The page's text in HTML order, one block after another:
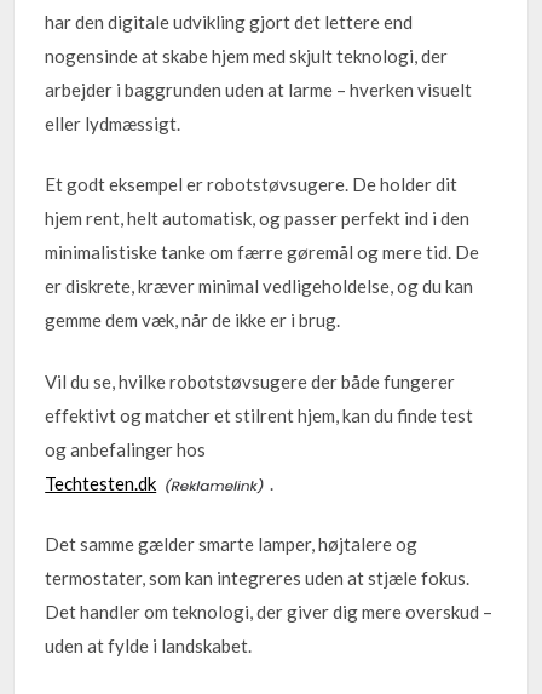
har den digitale udvikling gjort det lettere end
nogensinde at skabe hjem med skjult teknologi, der
arbejder i baggrunden uden at larme – hverken visuelt
eller lydmæssigt.
Et godt eksempel er robotstøvsugere. De holder dit
hjem rent, helt automatisk, og passer perfekt ind i den
minimalistiske tanke om færre gøremål og mere tid. De
er diskrete, kræver minimal vedligeholdelse, og du kan
gemme dem væk, når de ikke er i brug.
Vil du se, hvilke robotstøvsugere der både fungerer
effektivt og matcher et stilrent hjem, kan du finde test
og anbefalinger hos
Techtesten.dk
.
Det samme gælder smarte lamper, højtalere og
termostater, som kan integreres uden at stjæle fokus.
Det handler om teknologi, der giver dig mere overskud –
uden at fylde i landskabet.